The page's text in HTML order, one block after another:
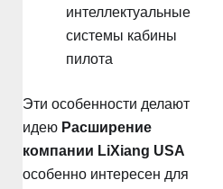
интеллектуальные
системы кабины
пилота
Эти особенности делают
идею Расширение
компании LiXiang USA
особенно интересен для